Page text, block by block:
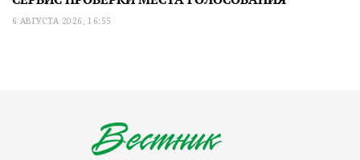
6 АВГУСТА 2026, 16:55